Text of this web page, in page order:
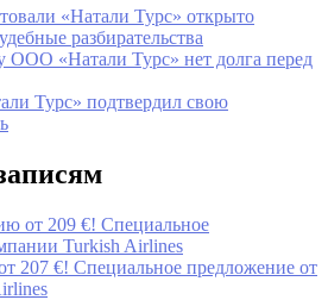
«Натали Турс» открыто
разбирательства
ООО «Натали Турс» нет долга перед
Турс» подтвердил свою
от 209 €! Специальное
Turkish Airlines
207 €! Специальное предложение от